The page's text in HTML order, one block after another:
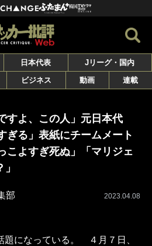
日本代表
Jリーグ・国内
ビジネス 動画 連載
すよ、この人」元日本代
ぎる」表紙にチームメート
こよすぎ死ぬ」​「マリジェ
部 2023.04.08
題になっている。 ４月７日、